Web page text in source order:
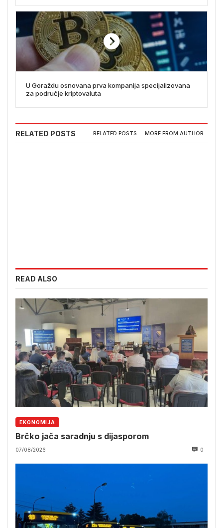
U Goraždu osnovana prva kompanija specijalizovana
za područje kriptovaluta
RELATED POSTS RELATED POSTS MORE FROM AUTHOR
READ ALSO
EKONOMIJA
Brčko jača saradnju s dijasporom
07/08/2026 0